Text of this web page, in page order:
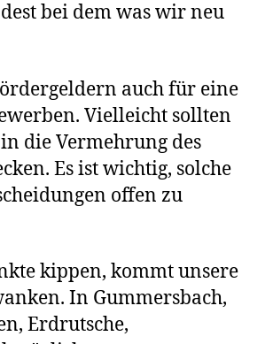
bei dem was wir neu
auch für eine
Vielleicht sollten
die Vermehrung des
Es ist wichtig, solche
offen zu
kippen, kommt unsere
In Gummersbach,
Erdrutsche,